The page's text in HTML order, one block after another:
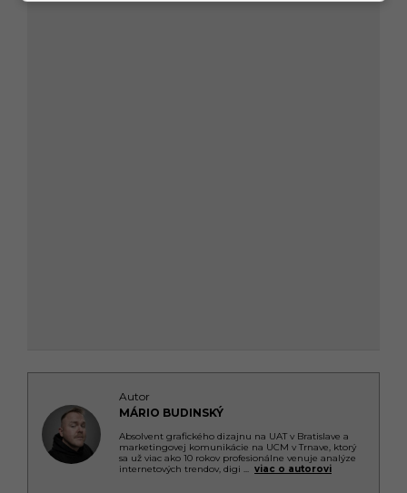
Autor
MÁRIO BUDINSKÝ
Absolvent grafického dizajnu na UAT v Bratislave a
marketingovej komunikácie na UCM v Trnave, ktorý
sa už viac ako 10 rokov profesionálne venuje analýze
internetových trendov, digi ... viac o autorovi